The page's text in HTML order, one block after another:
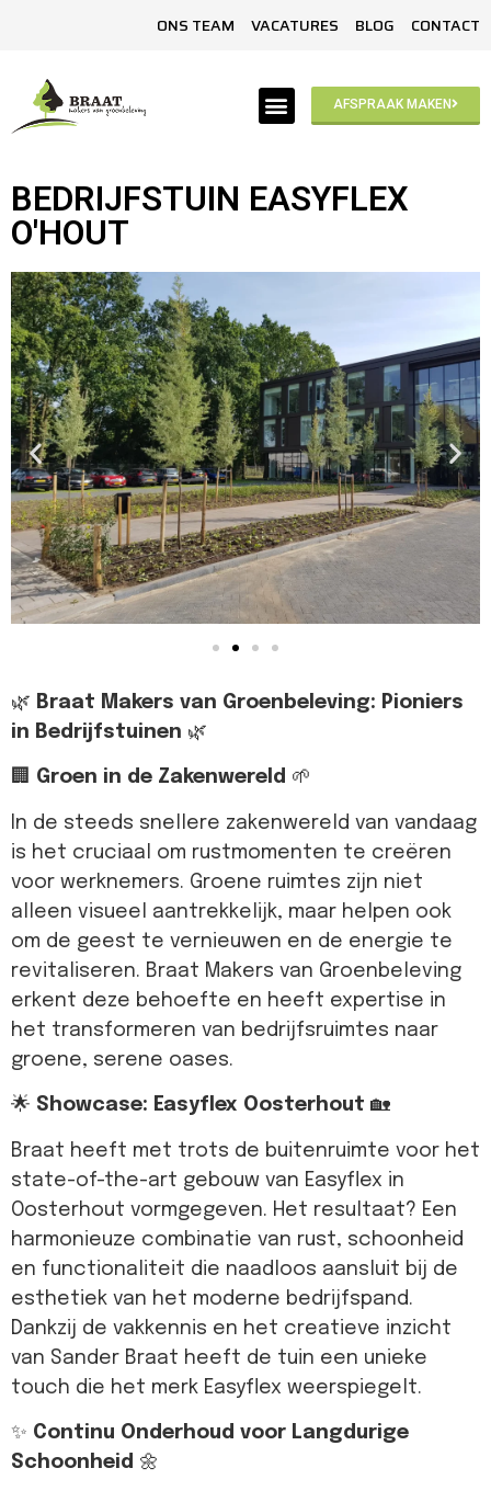
ONS TEAM VACATURES BLOG CONTACT
AFSPRAAK MAKEN
BEDRIJFSTUIN EASYFLEX
O'HOUT
🌿 Braat Makers van Groenbeleving: Pioniers
in Bedrijfstuinen 🌿
🏢 Groen in de Zakenwereld 🌱
In de steeds snellere zakenwereld van vandaag
is het cruciaal om rustmomenten te creëren
voor werknemers. Groene ruimtes zijn niet
alleen visueel aantrekkelijk, maar helpen ook
om de geest te vernieuwen en de energie te
revitaliseren. Braat Makers van Groenbeleving
erkent deze behoefte en heeft expertise in
het transformeren van bedrijfsruimtes naar
groene, serene oases.
🌟 Showcase: Easyflex Oosterhout 🏡
Braat heeft met trots de buitenruimte voor het
state-of-the-art gebouw van Easyflex in
Oosterhout vormgegeven. Het resultaat? Een
harmonieuze combinatie van rust, schoonheid
en functionaliteit die naadloos aansluit bij de
esthetiek van het moderne bedrijfspand.
Dankzij de vakkennis en het creatieve inzicht
van Sander Braat heeft de tuin een unieke
touch die het merk Easyflex weerspiegelt.
✨ Continu Onderhoud voor Langdurige
Schoonheid 🌼